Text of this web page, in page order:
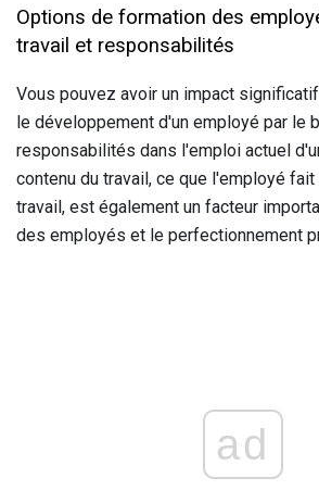
Options de formation des
travail et responsabilités
Vous pouvez avoir un impact
le développement d'un employé par le
responsabilités dans l'emploi actuel
contenu du travail, ce que l'employé
travail, est également un facteur
des employés et le perfectionnement
ad